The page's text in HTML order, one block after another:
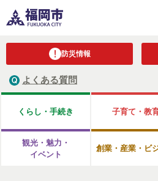
防災情報
よくある質問
くらし・手続き 子育て・教
観光・魅力・
イベント
創業・産業・ビ